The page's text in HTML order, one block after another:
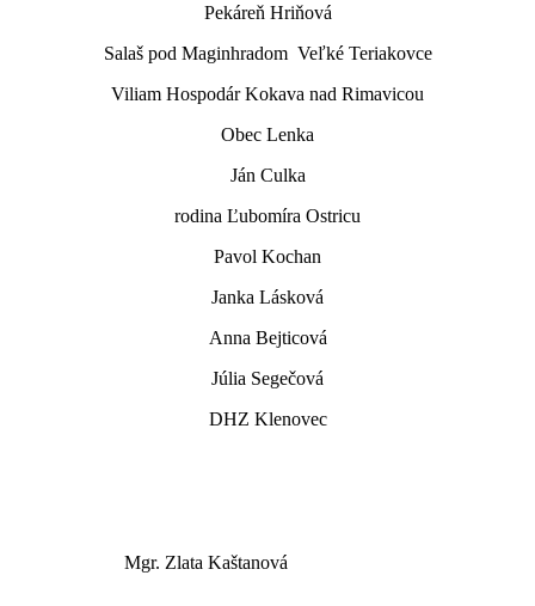
Pekáreň Hriňová
Salaš pod Maginhradom Veľké Teriakovce
Viliam Hospodár Kokava nad Rimavicou
Obec Lenka
Ján Culka
rodina Ľubomíra Ostricu
Pavol Kochan
Janka Lásková
Anna Bejticová
Júlia Segečová
DHZ Klenovec
Mgr. Zlata Kaštanová